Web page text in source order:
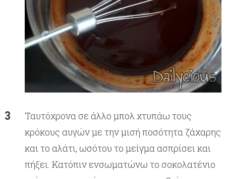
Ταυτόχρονα σε άλλο μπολ χτυπάω τους
κρόκους αυγών με την μισή ποσότητα ζάχαρης
και το αλάτι, ωσότου το μείγμα ασπρίσει και
πήξει. Κατόπιν ενσωματώνω το σοκολατένιο